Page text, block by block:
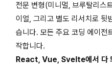
전문 변형(미니멀, 브루탈리스
이얼, 그리고 별도 리서치로 뒷
습니다. 모든 주요 코딩 에이전
작합니다.
React, Vue, Svelte에서 다